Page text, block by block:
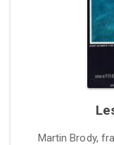
Martin Brody,